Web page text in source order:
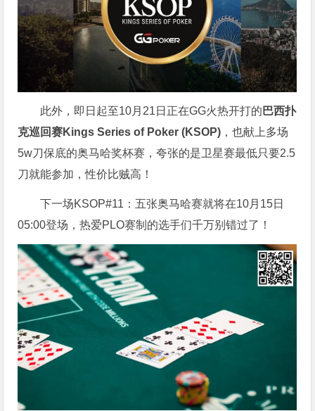
此外，即日起至10月21日正在GG火热开打的 巴西扑
克巡回赛Kings Series of Poker (KSOP) ，也献上多场
5w刀保底的奥马哈奖杯赛，夸张的是卫星赛最低只要2.5
刀就能参加，性价比贼高！
下一场KSOP#11：五张奥马哈赛就将在10月15日
05:00登场，热爱PLO赛制的选手们千万别错过了！